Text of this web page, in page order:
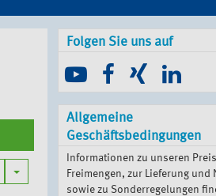
Toggle Dropdown
Folgen Sie uns auf
Allgemeine
Geschäftsbedingungen
Informationen zu unseren
Freimengen, zur Lieferung und
sowie zu Sonderregelungen